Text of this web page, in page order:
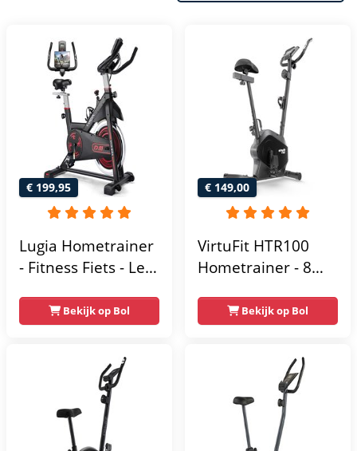
€ 199,95
Lugia Hometrainer
- Fitness Fiets - Led
Verstelbaar Zadel -
0-100% weerstand
Hartslagfunctie -
Max 130kg -
Extreem Stil
Bekijk op Bol
€ 149,00
VirtuFit HTR100
Hometrainer - 8
Weerstandniveau's
- Verstelbaar zadel
Tablethouder -
Max. 120 kg
Gebruikersgewicht
- Fitnessfiets
Bekijk op Bol